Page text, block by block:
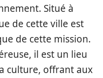
Situé à
de cette ville est
de cette mission.
il est un lieu
culture, offrant aux